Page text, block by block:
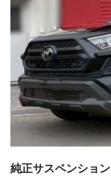
純正サスペンショ